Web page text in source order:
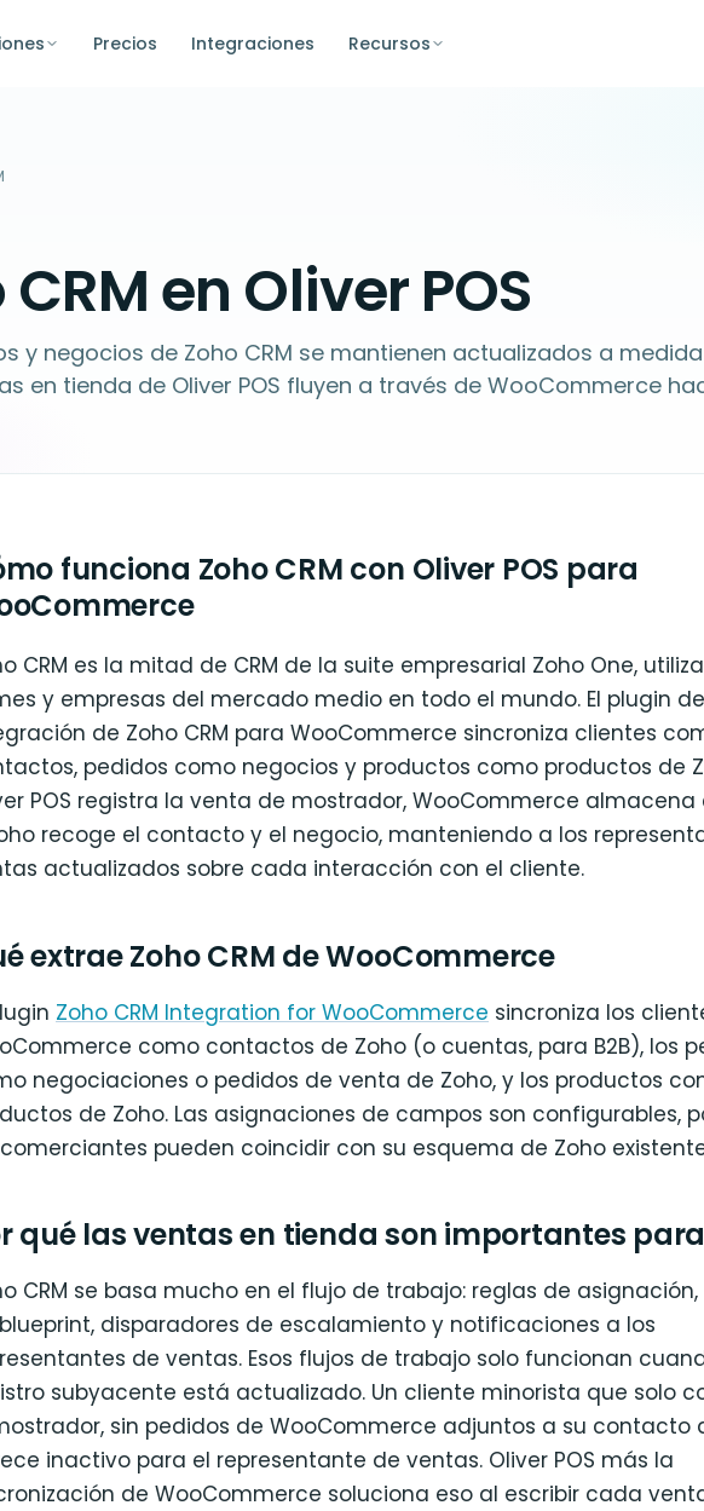
Precios Integraciones Recursos
en Oliver POS
y negocios de Zoho CRM se mantienen actualizados a medida
en tienda de Oliver POS fluyen a través de WooCommerce
funciona Zoho CRM con Oliver POS para
CRM es la mitad de CRM de la suite empresarial Zoho One,
y empresas del mercado medio en todo el mundo. El plugin de
de Zoho CRM para WooCommerce sincroniza clientes
pedidos como negocios y productos como productos de
POS registra la venta de mostrador, WooCommerce almacena
recoge el contacto y el negocio, manteniendo a los
actualizados sobre cada interacción con el cliente.
extrae Zoho CRM de WooCommerce
Zoho CRM Integration for WooCommerce sincroniza los
como contactos de Zoho (o cuentas, para B2B), los
negociaciones o pedidos de venta de Zoho, y los productos
de Zoho. Las asignaciones de campos son configurables,
pueden coincidir con su esquema de Zoho
qué las ventas en tienda son importantes
CRM se basa mucho en el flujo de trabajo: reglas de
disparadores de escalamiento y notificaciones a los
de ventas. Esos flujos de trabajo solo funcionan
subyacente está actualizado. Un cliente minorista que solo
sin pedidos de WooCommerce adjuntos a su contacto
inactivo para el representante de ventas. Oliver POS más la
de WooCommerce soluciona eso al escribir cada